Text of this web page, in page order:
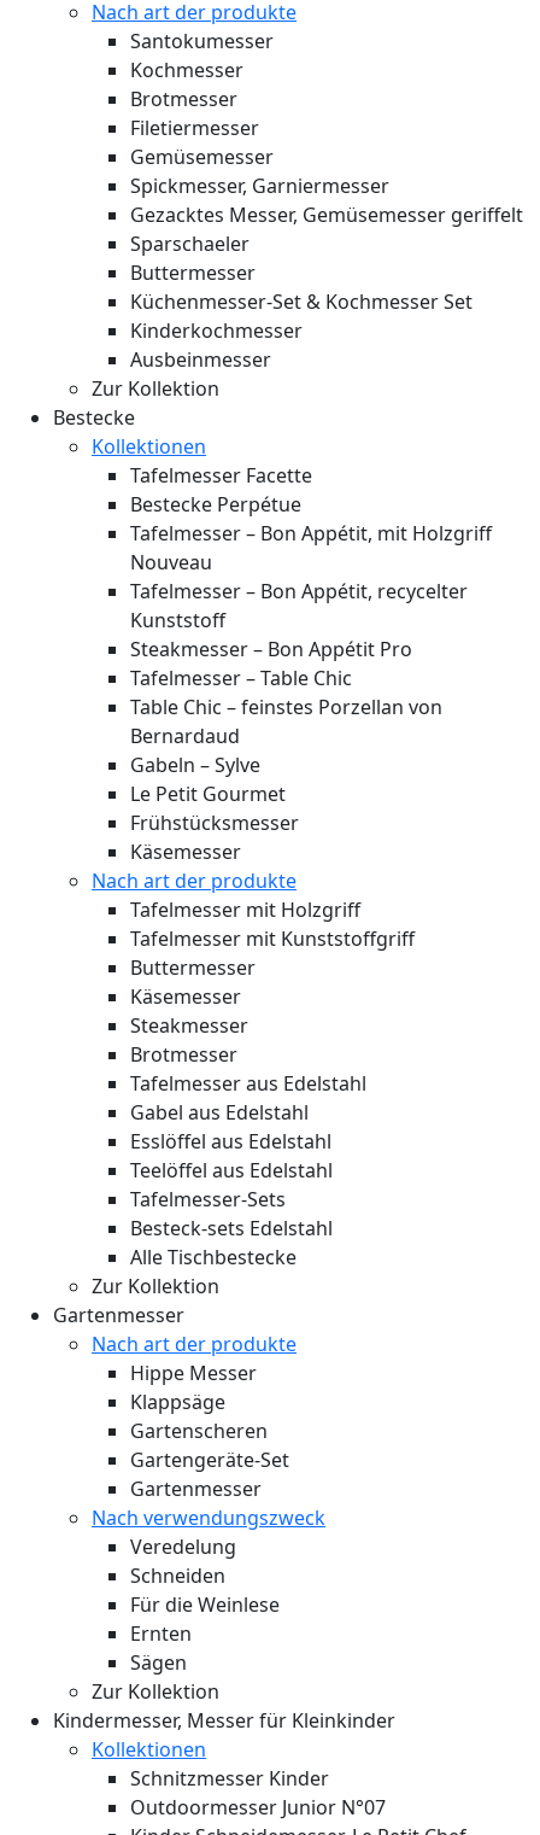
Nach art der produkte
Santokumesser
Kochmesser
Brotmesser
Filetiermesser
Gemüsemesser
Spickmesser, Garniermesser
Gezacktes Messer, Gemüsemesser geriffelt
Sparschaeler
Buttermesser
Küchenmesser-Set & Kochmesser Set
Kinderkochmesser
Ausbeinmesser
Zur Kollektion
Bestecke
Kollektionen
Tafelmesser Facette
Bestecke Perpétue
Tafelmesser – Bon Appétit, mit Holzgriff
Nouveau
Tafelmesser – Bon Appétit, recycelter
Kunststoff
Steakmesser – Bon Appétit Pro
Tafelmesser – Table Chic
Table Chic – feinstes Porzellan von
Bernardaud
Gabeln – Sylve
Le Petit Gourmet
Frühstücksmesser
Käsemesser
Nach art der produkte
Tafelmesser mit Holzgriff
Tafelmesser mit Kunststoffgriff
Buttermesser
Käsemesser
Steakmesser
Brotmesser
Tafelmesser aus Edelstahl
Gabel aus Edelstahl
Esslöffel aus Edelstahl
Teelöffel aus Edelstahl
Tafelmesser-Sets
Besteck-sets Edelstahl
Alle Tischbestecke
Zur Kollektion
Gartenmesser
Nach art der produkte
Hippe Messer
Klappsäge
Gartenscheren
Gartengeräte-Set
Gartenmesser
Nach verwendungszweck
Veredelung
Schneiden
Für die Weinlese
Ernten
Sägen
Zur Kollektion
Kindermesser, Messer für Kleinkinder
Kollektionen
Schnitzmesser Kinder
Outdoormesser Junior N°07